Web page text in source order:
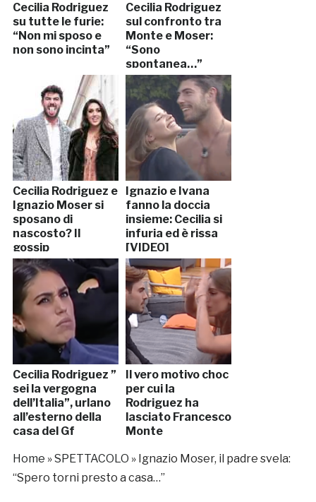
Cecilia Rodriguez
su tutte le furie:
“Non mi sposo e
non sono incinta”
Cecilia Rodriguez
sul confronto tra
Monte e Moser:
“Sono
spontanea…”
Cecilia Rodriguez e
Ignazio Moser si
sposano di
nascosto? Il
gossip
Ignazio e Ivana
fanno la doccia
insieme: Cecilia si
infuria ed è rissa
[VIDEO]
Cecilia Rodriguez ”
sei la vergogna
dell’Italia”, urlano
all’esterno della
casa del Gf
Il vero motivo choc
per cui la
Rodriguez ha
lasciato Francesco
Monte
Home »SPETTACOLO » Ignazio Moser, il padre svela:
“Spero torni presto a casa…”